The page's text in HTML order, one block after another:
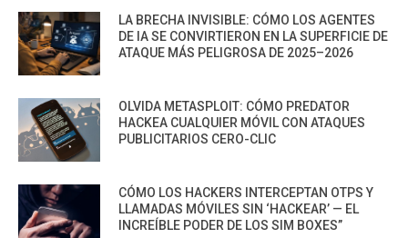
LA BRECHA INVISIBLE: CÓMO LOS AGENTES
DE IA SE CONVIRTIERON EN LA SUPERFICIE DE
ATAQUE MÁS PELIGROSA DE 2025–2026
OLVIDA METASPLOIT: CÓMO PREDATOR
HACKEA CUALQUIER MÓVIL CON ATAQUES
PUBLICITARIOS CERO-CLIC
CÓMO LOS HACKERS INTERCEPTAN OTPS Y
LLAMADAS MÓVILES SIN ‘HACKEAR’ — EL
INCREÍBLE PODER DE LOS SIM BOXES”